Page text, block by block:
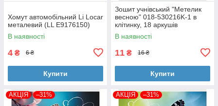
Хомут автомобільний Li Locar
металевий (LL E9176150)
В наявності
4 ₴ 6 ₴
Купити
Зошит учнівський "Метелик
весною" 018-530216K-1 в
клітинку, 18 аркушів
В наявності
11 ₴ 16 ₴
Купити
АКЦІЯ –31% АКЦІЯ –31%